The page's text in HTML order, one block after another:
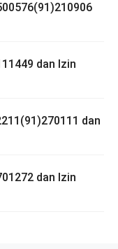
dan Izin
dan
dan Izin